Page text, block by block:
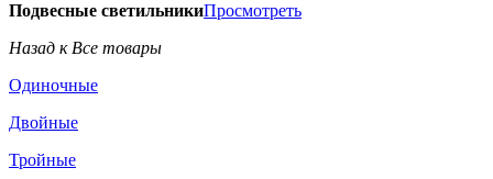
Подвесные светильникиПросмотреть
Назад к Все товары
Одиночные
Двойные
Тройные